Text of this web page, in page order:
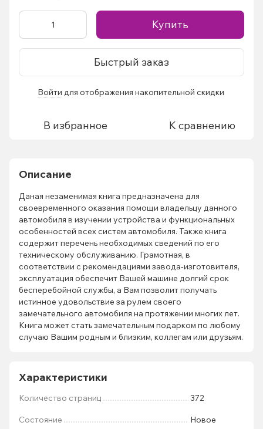
Купить
Быстрый заказ
Войти для отображения накопительной скидки
В избранное К сравнению
Описание
Даная незаменимая книга предназначена для
своевременного оказания помощи владельцу данного
автомобиля в изучении устройства и функциональных
особенностей всех систем автомобиля. Также книга
содержит перечень необходимых сведений по его
техническому обслуживанию. Грамотная, в
соответствии с рекомендациями завода-изготовителя,
эксплуатация обеспечит Вашей машине долгий срок
бесперебойной службы, а Вам позволит получать
истинное удовольствие за рулем своего
замечательного автомобиля на протяжении многих лет.
Книга может стать замечательным подарком по любому
случаю Вашим родным и близким, коллегам или друзьям.
Характеристики
Количество страниц 372
Состояние Новое